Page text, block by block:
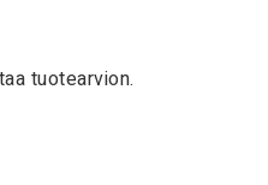
tuotearvion.